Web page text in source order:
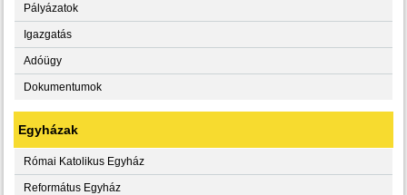
Pályázatok
Igazgatás
Adóügy
Dokumentumok
Egyházak
Római Katolikus Egyház
Református Egyház